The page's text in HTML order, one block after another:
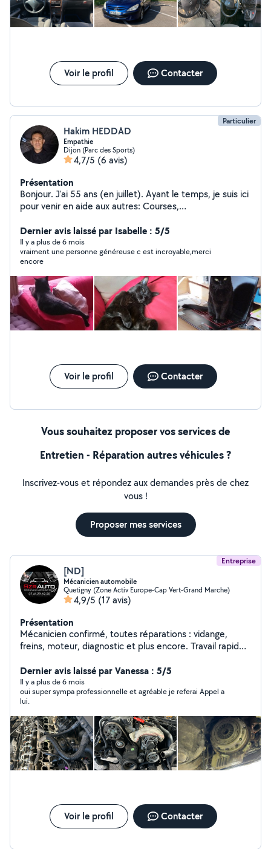
Voir le profil Contacter
Particulier
Hakim HEDDAD
Empathie
Dijon (Parc des Sports)
4,7/5 (6 avis)
Présentation
Bonjour. J'ai 55 ans (en juillet). Ayant le temps, je suis ici
pour venir en aide aux autres: Courses,
aux devoirs (anglais, français). Garde de chat (j'en ai moi
même, une minette). Aide informatique.
Dernier avis laissé par Isabelle : 5/5
Il y a plus de 6 mois
vraiment une personne généreuse c est incroyable,merci
encore
Voir le profil Contacter
Vous souhaitez proposer vos services de
Entretien - Réparation autres véhicules ?
Inscrivez-vous et répondez aux demandes près de chez
vous !
Proposer mes services
Entreprise
[ND]
Mécanicien automobile
Quetigny (Zone Activ Europe-Cap Vert-Grand Marche)
4,9/5 (17 avis)
Présentation
Mécanicien confirmé, toutes réparations : vidange,
freins, moteur, diagnostic et plus encore. Travail rapide
Dernier avis laissé par Vanessa : 5/5
Il y a plus de 6 mois
oui super sympa professionnelle et agréable je referai Appel a
lui.
Voir le profil Contacter